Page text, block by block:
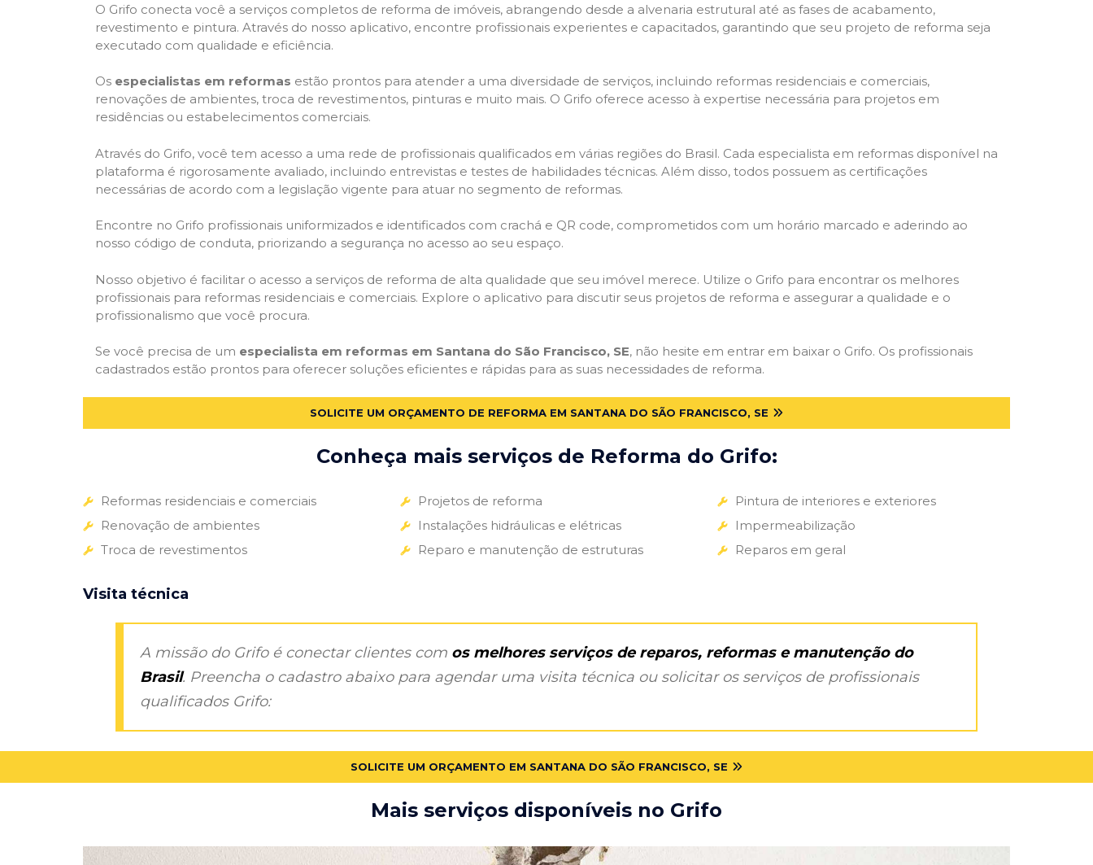
O Grifo conecta você a serviços completos de reforma de imóveis, abrangendo desde a alvenaria estrutural até as fases de acabamento,
revestimento e pintura. Através do nosso aplicativo, encontre profissionais experientes e capacitados, garantindo que seu projeto de reforma seja
executado com qualidade e eficiência.
Os especialistas em reformas estão prontos para atender a uma diversidade de serviços, incluindo reformas residenciais e comerciais,
renovações de ambientes, troca de revestimentos, pinturas e muito mais. O Grifo oferece acesso à expertise necessária para projetos em
residências ou estabelecimentos comerciais.
Através do Grifo, você tem acesso a uma rede de profissionais qualificados em várias regiões do Brasil. Cada especialista em reformas disponível na
plataforma é rigorosamente avaliado, incluindo entrevistas e testes de habilidades técnicas. Além disso, todos possuem as certificações
necessárias de acordo com a legislação vigente para atuar no segmento de reformas.
Encontre no Grifo profissionais uniformizados e identificados com crachá e QR code, comprometidos com um horário marcado e aderindo ao
nosso código de conduta, priorizando a segurança no acesso ao seu espaço.
Nosso objetivo é facilitar o acesso a serviços de reforma de alta qualidade que seu imóvel merece. Utilize o Grifo para encontrar os melhores
profissionais para reformas residenciais e comerciais. Explore o aplicativo para discutir seus projetos de reforma e assegurar a qualidade e o
profissionalismo que você procura.
Se você precisa de um especialista em reformas em Santana do São Francisco, SE, não hesite em entrar em baixar o Grifo. Os profissionais
cadastrados estão prontos para oferecer soluções eficientes e rápidas para as suas necessidades de reforma.
SOLICITE UM ORÇAMENTO DE REFORMA EM SANTANA DO SÃO FRANCISCO, SE
Conheça mais serviços de Reforma do Grifo:
Reformas residenciais e comerciais
Renovação de ambientes
Troca de revestimentos
Projetos de reforma
Instalações hidráulicas e elétricas
Reparo e manutenção de estruturas
Pintura de interiores e exteriores
Impermeabilização
Reparos em geral
Visita técnica
A missão do Grifo é conectar clientes com os melhores serviços de reparos, reformas e manutenção do
Brasil. Preencha o cadastro abaixo para agendar uma visita técnica ou solicitar os serviços de profissionais
qualificados Grifo:
SOLICITE UM ORÇAMENTO EM SANTANA DO SÃO FRANCISCO, SE
Mais serviços disponíveis no Grifo